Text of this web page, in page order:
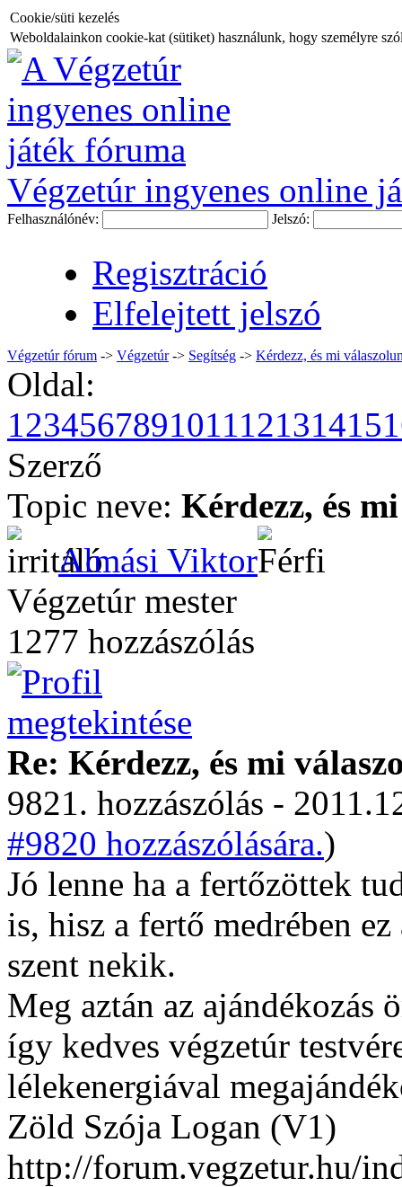
Cookie/süti kezelés
Weboldalainkon cookie-kat (sütiket) használunk, hogy személyre
Végzetúr ingyenes online
Felhasználónév: Jelszó:
Regisztráció
Elfelejtett jelszó
Végzetúr fórum -> Végzetúr-> Segítség -> Kérdezz, és mi
Oldal:
123456789101112131415
Szerző
Topic neve: Kérdezz, és
Almási Viktor
Végzetúr mester
1277 hozzászólás
Re: Kérdezz, és mi
9821. hozzászólás -
#9820 hozzászólására.)
Jó lenne ha a fertőzöttek
is, hisz a fertő medrében
szent nekik.
Meg aztán az ajándékozás
így kedves végzetúr
lélekenergiával
Zöld Szója Logan (V1)
http://forum.vegzetur.hu/